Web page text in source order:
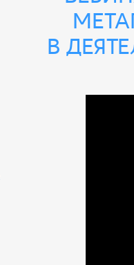
в